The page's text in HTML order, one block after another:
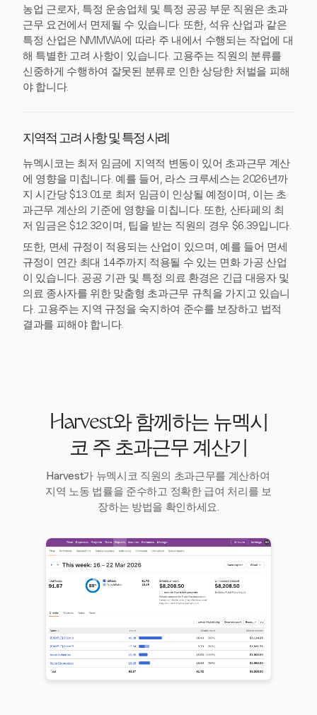
농업 근로자, 특정 운송업체 및 특정 공공 부문 직원은 초과
근무 요건에서 면제될 수 있습니다. 또한, 석유 산업과 같은
특정 산업은 NMMWA에 따라 주 내에서 수행되는 작업에 대
해 특별한 고려 사항이 있습니다. 고용주는 직원의 분류를
신중하게 수행하여 잘못된 분류로 인한 상당한 처벌을 피해
야 합니다.
지역적 고려 사항 및 특정 사례
뉴멕시코는 최저 임금에 지역적 변동이 있어 초과근무 계산
에 영향을 미칩니다. 예를 들어, 라스 크루세스는 2026년까
지 시간당 $13.01로 최저 임금이 인상될 예정이며, 이는 초
과근무 계산의 기준에 영향을 미칩니다. 또한, 산타페의 최
저 임금은 $12.32이며, 팁을 받는 직원의 경우 $6.39입니다.
또한, 면세 규정이 적용되는 산업이 있으며, 예를 들어 면세
규정이 연간 최대 14주까지 적용될 수 있는 면화 가공 산업
이 있습니다. 공공 기관 및 특정 의료 환경은 긴급 대응자 및
의료 종사자를 위한 맞춤형 초과근무 규칙을 가지고 있습니
다. 고용주는 지역 규정을 숙지하여 준수를 보장하고 법적
결과를 피해야 합니다.
Harvest와 함께하는 뉴멕시
코 주 초과근무 계산기
Harvest가 뉴멕시코 직원의 초과근무를 계산하여
지역 노동 법률을 준수하고 정확한 급여 처리를 보
장하는 방법을 확인하세요.